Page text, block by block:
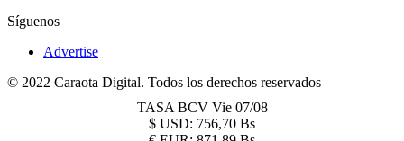
Síguenos
Advertise
© 2022 Caraota Digital. Todos los derechos reservados
TASA BCV Vie 07/08
$ USD: 756,70 Bs